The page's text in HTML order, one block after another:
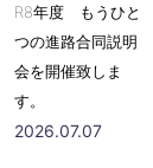
R8年度 もうひと
つの進路合同説明
会を開催致しま
す。
2026.07.07